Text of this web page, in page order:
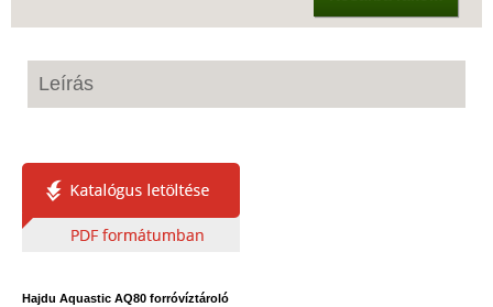
Leírás
Hajdu Aquastic AQ80 forróvíztároló